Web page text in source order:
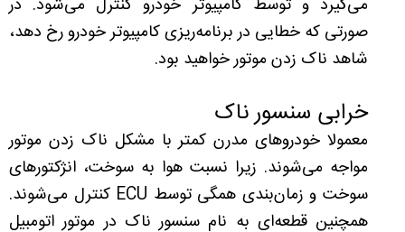
می‌گیرد و توسط کامپیوتر خودرو کنترل می‌شود. در
صورتی که خطایی در برنامه‌ریزی کامپیوتر خودرو رخ دهد،
شاهد ناک زدن موتور خواهید بود.
خرابی سنسور ناک
معمولا خودروهای مدرن کمتر با مشکل ناک زدن موتور
مواجه می‌شوند. زیرا نسبت هوا به سوخت، انژکتورهای
سوخت و زمان‌بندی همگی توسط ECU کنترل می‌شوند.
همچنین قطعه‌ای به نام سنسور ناک در موتور اتومبیل